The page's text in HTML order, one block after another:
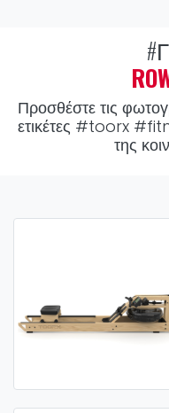
Προσθέστε τις
ετικέτες #toorx
της